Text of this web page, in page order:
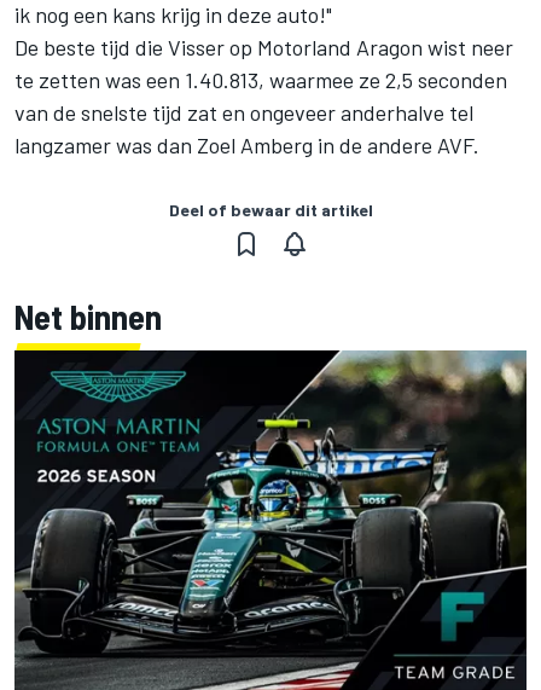
ik nog een kans krijg in deze auto!"
De beste tijd die Visser op Motorland Aragon wist neer
te zetten was een 1.40.813, waarmee ze 2,5 seconden
van de snelste tijd zat en ongeveer anderhalve tel
langzamer was dan Zoel Amberg in de andere AVF.
Deel of bewaar dit artikel
Net binnen